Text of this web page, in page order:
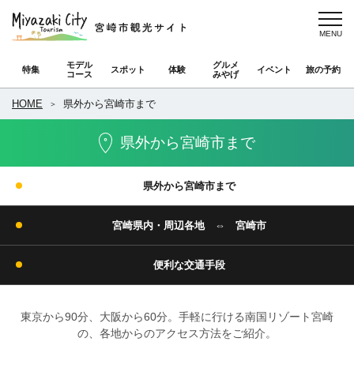
特集
モデル
コース
スポット 体験
グルメ
みやげ
イベント 旅の予約
HOME 県外から宮崎市まで
県外から宮崎市まで
県外から宮崎市まで
宮崎県内・周辺各地 ⇔ 宮崎市
便利な交通手段
東京から90分、大阪から60分。手軽に行ける南国リゾート宮崎
の、各地からのアクセス方法をご紹介。